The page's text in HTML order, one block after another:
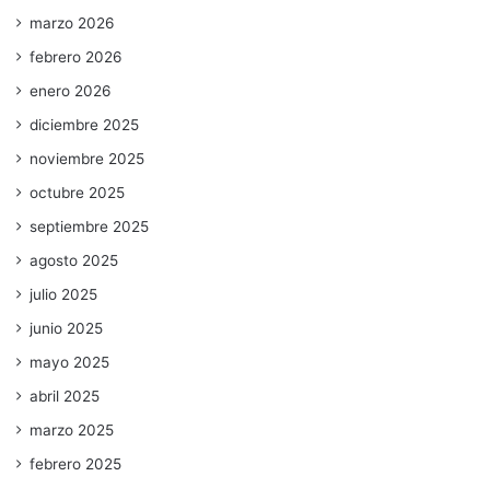
marzo 2026
febrero 2026
enero 2026
diciembre 2025
noviembre 2025
octubre 2025
septiembre 2025
agosto 2025
julio 2025
junio 2025
mayo 2025
abril 2025
marzo 2025
febrero 2025